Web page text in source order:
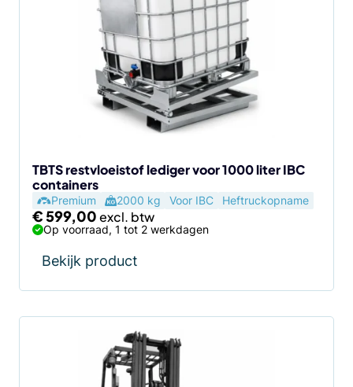
TBTS restvloeistof lediger voor 1000 liter IBC
containers
Premium 2000 kg Voor IBC Heftruckopname
€599,00
Op voorraad, 1 tot 2 werkdagen
Bekijk product